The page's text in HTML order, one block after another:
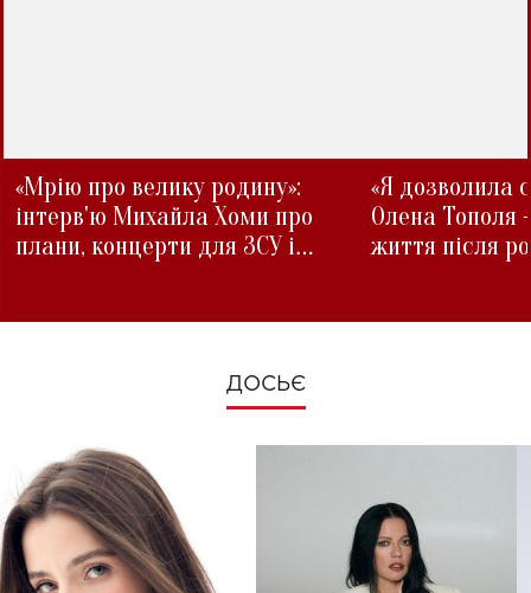
«Мрію про велику родину»:
інтерв'ю Михайла Хоми про
плани, концерти для ЗСУ і
«Я дозволила
Олена Тополя
життя після
ДОСЬЄ